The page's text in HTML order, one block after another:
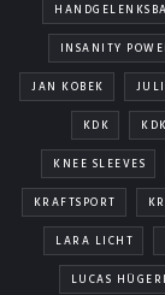
INSANITY
JAN KOBEK
KDK
KNEE SLEEVES
KRAFTSPORT
LARA LICHT
LUCAS